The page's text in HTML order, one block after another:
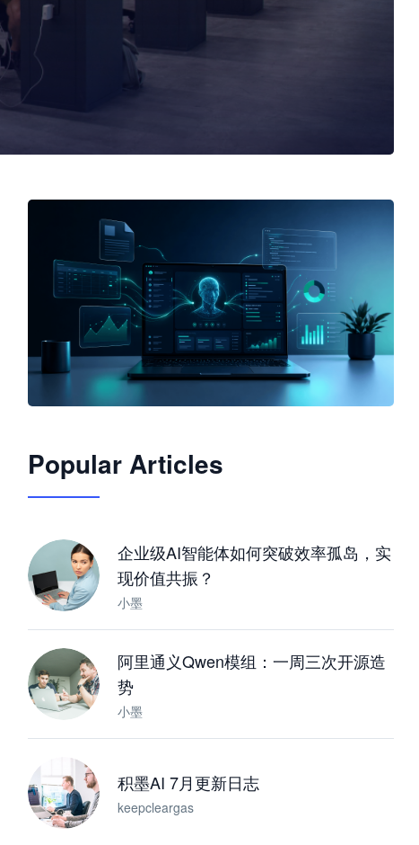
JimoClaw 桌面 AI Agent 工作台
Popular Articles
企业级AI智能体如何突破效率孤岛，实
现价值共振？
小墨
阿里通义Qwen模组：一周三次开源造
势
小墨
积墨AI 7月更新日志
keepcleargas